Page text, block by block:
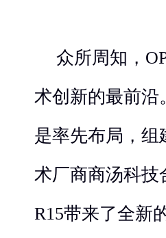
众所周知，
术创新的最前沿
是率先布局，
术厂商商汤科技
R15带来了全新